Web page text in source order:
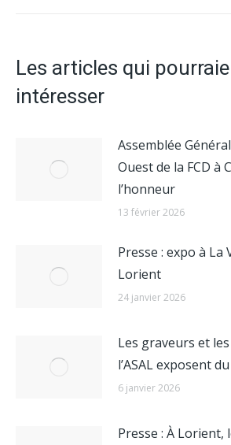
Les articles qui
intéresser
Assemblée
Ouest de la FCD à
l’honneur
13 février 2026
Presse : expo à La
Lorient
24 janvier 2026
Les graveurs et
l’ASAL exposent
6 janvier 2026
Presse : À Lorient,